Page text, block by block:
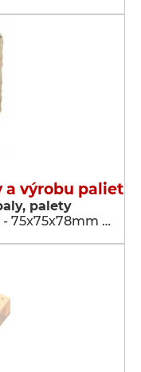
a výrobu paliet
palety
75x75x78mm …